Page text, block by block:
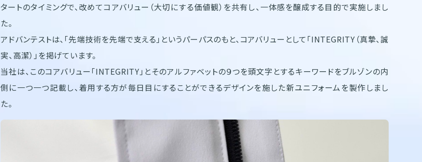
タートのタイミングで、改めてコアバリュー（大切にする価値観）を共有し、一体感を醸成する目的で実施しまし
た。
アドバンテストは、「先端技術を先端で支える」というパーパスのもと、コアバリューとして「INTEGRITY（真摯、誠
実、高潔）」を掲げています。
当社は、このコアバリュー「INTEGRITY」とそのアルファベットの９つを頭文字とするキーワードをブルゾンの内
側に一つ一つ記載し、着用する方が毎日目にすることができるデザインを施した新ユニフォームを製作しまし
た。